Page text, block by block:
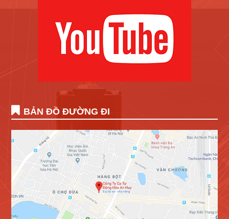
BẢN ĐỒ ĐƯỜNG ĐI